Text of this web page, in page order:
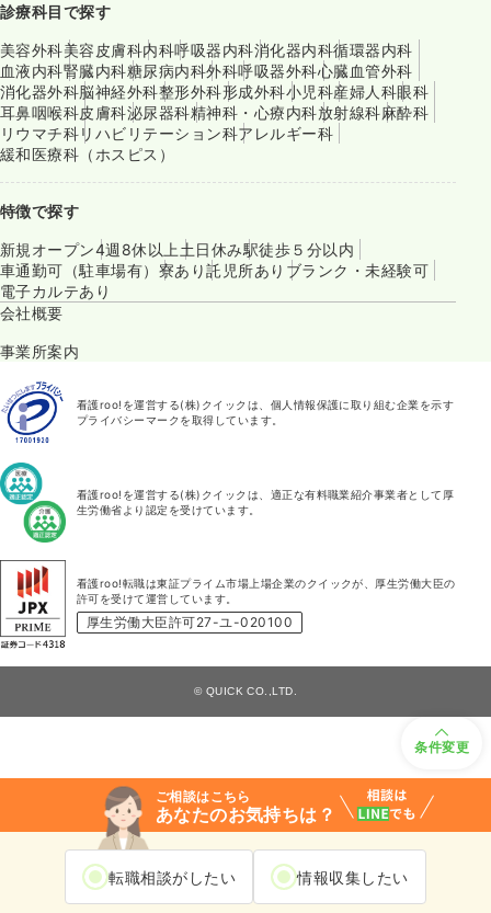
条件変更
ご相談はこちら
あなたのお気持ちは？
転職相談がしたい 情報収集したい
診療科目で探す
美容外科美容皮膚科内科呼吸器内科消化器内科循環器内科
血液内科腎臓内科糖尿病内科外科呼吸器外科心臓血管外科
消化器外科脳神経外科整形外科形成外科小児科産婦人科眼科
耳鼻咽喉科皮膚科泌尿器科精神科・心療内科放射線科麻酔科
リウマチ科リハビリテーション科アレルギー科
緩和医療科（ホスピス）
特徴で探す
新規オープン4週8休以上 土日休み駅徒歩５分以内
車通勤可（駐車場有） 寮あり託児所あり ブランク・未経験可
電子カルテあり
会社概要
事業所案内
看護roo!を運営する(株)クイックは、個人情報保護に取り組む企業を示す
プライバシーマークを取得しています。
看護roo!を運営する(株)クイックは、適正な有料職業紹介事業者として厚
生労働省より認定を受けています。
看護roo!転職は東証プライム市場上場企業のクイックが、厚生労働大臣の
許可を受けて運営しています。
厚生労働大臣許可27-ユ-020100
© QUICK CO.,LTD.